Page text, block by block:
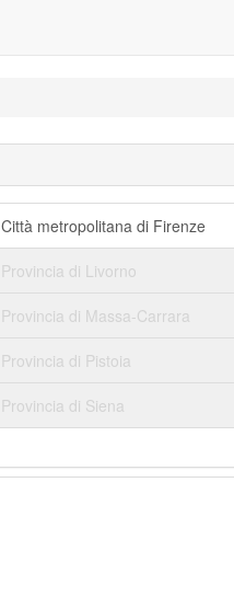
Città metropolitana di Firenze
Provincia di Livorno
Provincia di Massa-Carrara
Provincia di Pistoia
Provincia di Siena